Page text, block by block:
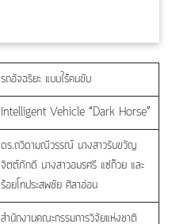
รถอัจฉริยะ แบบไร้คนขับ
Intelligent Vehicle “Dark Horse”
ดร.ถวิดามณีวรรณ์ นางสาวรับขวัญ
จิตต์ภักดี นางสาวอมรศรี แซ่ก๊วย และ
ร้อยโทประสพชัย ศิลาอ่อน
สำนักงานคณะกรรมการวิจัยแห่งชาติ